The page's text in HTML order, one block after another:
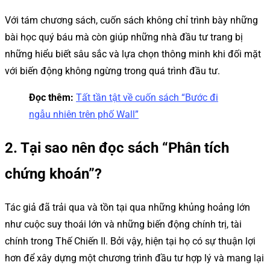
Với tám chương sách, cuốn sách không chỉ trình bày những
bài học quý báu mà còn giúp những nhà đầu tư trang bị
những hiểu biết sâu sắc và lựa chọn thông minh khi đối mặt
với biến động không ngừng trong quá trình đầu tư.
Đọc thêm: Tất tần tật về cuốn sách “Bước đi
ngẫu nhiên trên phố Wall”
2. Tại sao nên đọc sách “Phân tích
chứng khoán”?
Tác giả đã trải qua và tồn tại qua những khủng hoảng lớn
như cuộc suy thoái lớn và những biến động chính trị, tài
chính trong Thế Chiến II. Bởi vậy, hiện tại họ có sự thuận lợi
hơn để xây dựng một chương trình đầu tư hợp lý và mang lại